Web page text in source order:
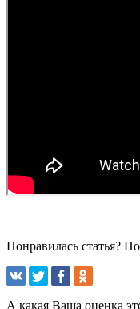
Понравилась статья?
А какая Ваша оценка